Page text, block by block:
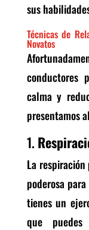
sus
Técnicas de
Novatos
conductores
calma y
presentamos
1.
La
poderosa
tienes un
que